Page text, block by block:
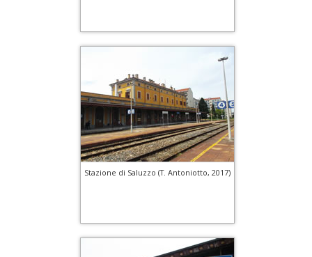
Stazione di Saluzzo (T. Antoniotto, 2017)